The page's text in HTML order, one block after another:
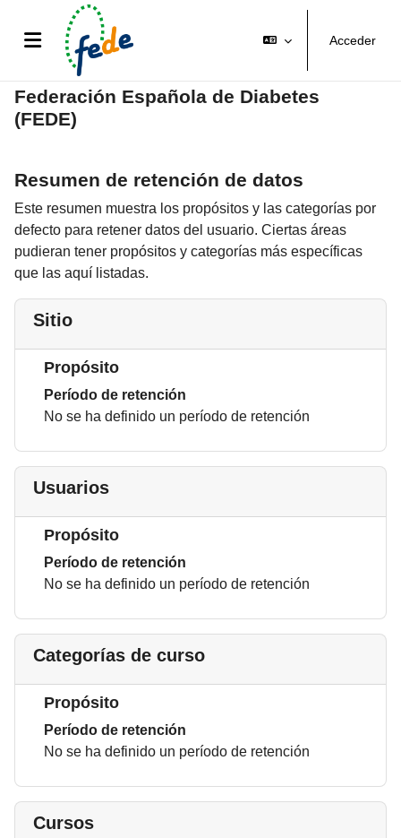
Salta al contenido principal
Panel lateral
Acceder
Federación Española de Diabetes
(FEDE)
Resumen de retención de datos
Este resumen muestra los propósitos y las categorías por
defecto para retener datos del usuario. Ciertas áreas
pudieran tener propósitos y categorías más específicas
que las aquí listadas.
Sitio
Propósito
Período de retención
No se ha definido un período de retención
Usuarios
Propósito
Período de retención
No se ha definido un período de retención
Categorías de curso
Propósito
Período de retención
No se ha definido un período de retención
Cursos